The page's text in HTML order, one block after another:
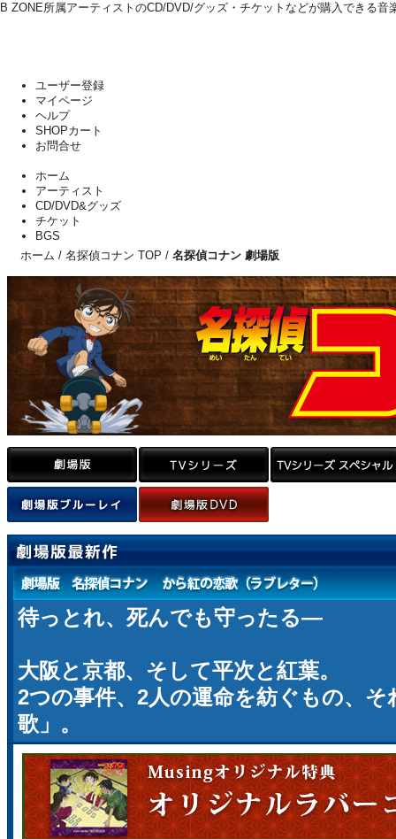
B ZONE所属アーティストのCD/DVD/グッズ・チケットなどが購入できる
ユーザー登録
マイページ
ヘルプ
SHOPカート
お問合せ
ホーム
アーティスト
CD/DVD&グッズ
チケット
BGS
ホーム / 名探偵コナン TOP / 名探偵コナン 劇場版
待っとれ、死んでも守ったる―
大阪と京都、そして平次と紅葉。
2つの事件、2人の運命を紡ぐもの、
歌」。